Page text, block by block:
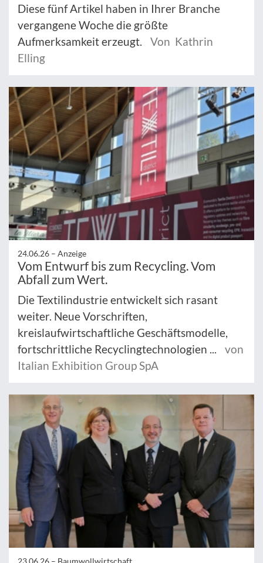
Diese fünf Artikel haben in Ihrer Branche
vergangene Woche die größte
Aufmerksamkeit erzeugt.
Von Kathrin
Elling
24.06.26 – Anzeige
Vom Entwurf bis zum Recycling. Vom
Abfall zum Wert.
Die Textilindustrie entwickelt sich rasant
weiter. Neue Vorschriften,
kreislaufwirtschaftliche Geschäftsmodelle,
fortschrittliche Recyclingtechnologien ...
von
Italian Exhibition Group SpA